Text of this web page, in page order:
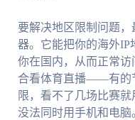
要解决地区限制问题
器。它能把你的海外IP
你在国内，从而正常
合看体育直播——有的
限，看不了几场比赛就
没法同时用手机和电脑